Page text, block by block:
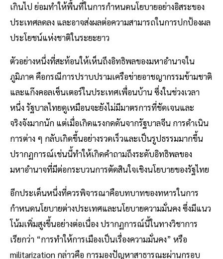
เกินไป ย่อมทำให้พื้นที่ในการกำหนดนโยบายอย่างอิสระของ
ประเทศลดลง และอาจส่งผลต่อความสามารถในการปกป้องผล
ประโยชน์แห่งชาติในระยะยาว
ตัวอย่างหนึ่งที่สะท้อนให้เห็นถึงอิทธิพลของมหาอำนาจใน
ภูมิภาค คือกรณีการปราบปรามเครือข่ายอาชญากรรมข้ามชาติ
และแก๊งคอลเซ็นเตอร์ในประเทศเพื่อนบ้าน ซึ่งในช่วงเวลา
หนึ่ง รัฐบาลไทยดูเหมือนจะยังไม่มีมาตรการที่ชัดเจนและ
จริงจังมากนัก แต่เมื่อเกิดแรงกดดันจากรัฐบาลจีน การดำเนิน
การต่าง ๆ กลับเกิดขึ้นอย่างรวดเร็วและเป็นรูปธรรมมากขึ้น
ปรากฏการณ์เช่นนี้ทำให้เกิดคำถามถึงระดับอิทธิพลของ
มหาอำนาจที่มีต่อกระบวนการตัดสินใจเชิงนโยบายของรัฐไทย
อีกประเด็นหนึ่งที่ควรพิจารณาคือบทบาทของทหารในการ
กำหนดนโยบายต่างประเทศและนโยบายความมั่นคง ซึ่งมีแนว
โน้มเพิ่มสูงขึ้นอย่างต่อเนื่อง ปรากฏการณ์นี้ในทางวิชาการ
เรียกว่า “การทำให้การเมืองเป็นเรื่องความมั่นคง” หรือ
militarization กล่าวคือ การมองปัญหาสาธารณะผ่านกรอบ